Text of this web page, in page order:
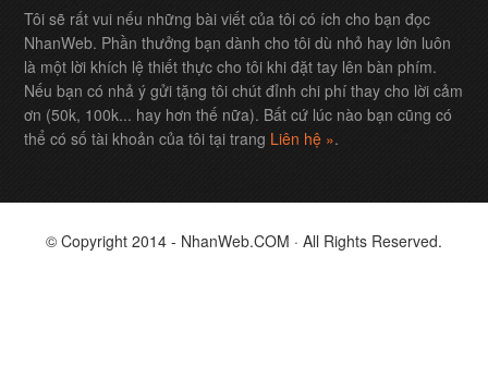
Tôi sẽ rất vui nếu những bài viết của tôi có ích cho bạn đọc
NhanWeb. Phần thưởng bạn dành cho tôi dù nhỏ hay lớn luôn
là một lời khích lệ thiết thực cho tôi khi đặt tay lên bàn phím.
Nếu bạn có nhả ý gửi tặng tôi chút đỉnh chi phí thay cho lời cảm
ơn (50k, 100k... hay hơn thế nữa). Bất cứ lúc nào bạn cũng có
thể có số tài khoản của tôi tại trang Liên hệ ».
© Copyright 2014 - NhanWeb.COM · All Rights Reserved.